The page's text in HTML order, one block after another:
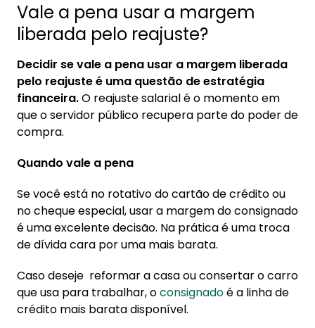
Vale a pena usar a margem
liberada pelo reajuste?
Decidir se vale a pena usar a margem liberada
pelo reajuste é uma questão de estratégia
financeira.O reajuste salarial é o momento em
que o servidor público recupera parte do poder de
compra.
Quando vale a pena
Se você está no rotativo do cartão de crédito ou
no cheque especial, usar a margem do consignado
é uma excelente decisão. Na prática é uma troca
de dívida cara por uma mais barata.
Caso deseje reformar a casa ou consertar o carro
que usa para trabalhar, oconsignadoé a linha de
crédito mais barata disponível.